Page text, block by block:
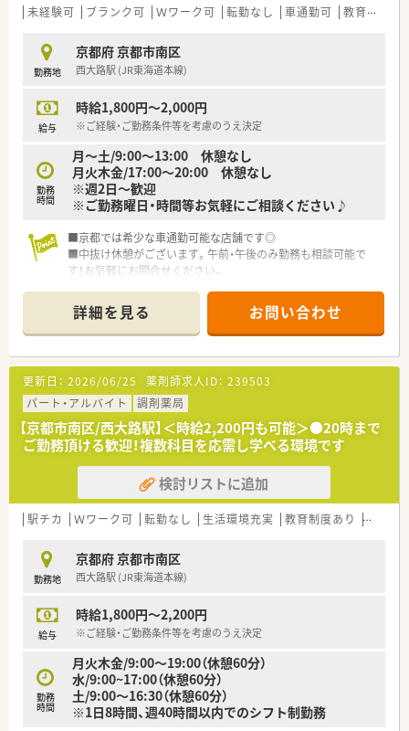
未経験可 ブランク可 Ｗワーク可 転勤なし 車通勤可 教育制度あり
勤務地
京都府 京都市南区
西大路駅 (JR東海道本線)
給与
時給1,800円～2,000円
※ご経験・ご勤務条件等を考慮のうえ決定
勤務
時間
月～土/9:00～13:00 休憩なし
月火木金/17:00～20:00 休憩なし
※週2日～歓迎
※ご勤務曜日・時間等お気軽にご相談ください♪
■京都では希少な車通勤可能な店舗です◎
■中抜け休憩がございます。午前・午後のみ勤務も相談可能で
す！お気軽にお問合せください。
も安心してご勤務いただけます
詳細を見る お問い合わせ
更新日： 2026/06/25 薬剤師求人ID： 239503
パート・アルバイト
調剤薬局
【京都市南区/西大路駅】＜時給2,200円も可能＞●20時まで
ご勤務頂ける歓迎！複数科目を応需し学べる環境です
検討リストに追加
駅チカ Ｗワーク可 転勤なし 生活環境充実 教育制度あり シフト
勤務地
京都府 京都市南区
西大路駅 (JR東海道本線)
給与
時給1,800円～2,200円
※ご経験・ご勤務条件等を考慮のうえ決定
勤務
時間
月火木金/9:00～19:00（休憩60分）
水/9:00~17:00（休憩60分）
土/9:00～16:30（休憩60分）
※1日8時間、週40時間以内でのシフト制勤務